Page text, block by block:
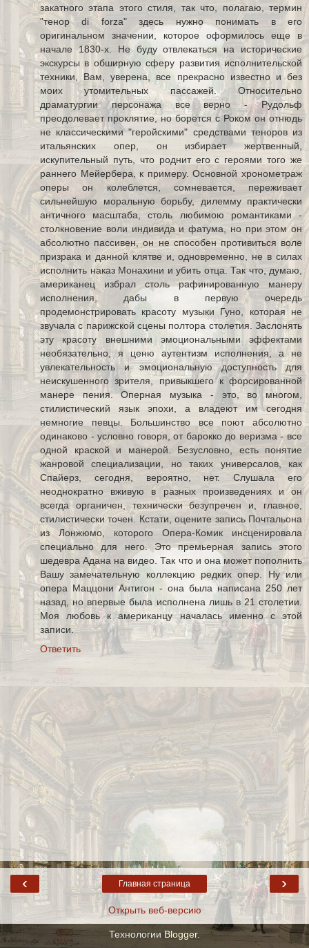
закатного этапа этого стиля, так что, полагаю, термин
"тенор di forza" здесь нужно понимать в его
оригинальном значении, которое оформилось еще в
начале 1830-х. Не буду отвлекаться на исторические
экскурсы в обширную сферу развития исполнительской
техники, Вам, уверена, все прекрасно известно и без
моих утомительных пассажей. Относительно
драматургии персонажа все верно - Рудольф
преодолевает проклятие, но борется с Роком он отнюдь
не классическими "геройскими" средствами теноров из
итальянских опер, он избирает жертвенный,
искупительный путь, что роднит его с героями того же
раннего Мейербера, к примеру. Основной хронометраж
оперы он колеблется, сомневается, переживает
сильнейшую моральную борьбу, дилемму практически
античного масштаба, столь любимою романтиками -
столкновение воли индивида и фатума, но при этом он
абсолютно пассивен, он не способен противиться воле
призрака и данной клятве и, одновременно, не в силах
исполнить наказ Монахини и убить отца. Так что, думаю,
американец избрал столь рафинированную манеру
исполнения, дабы в первую очередь
продемонстрировать красоту музыки Гуно, которая не
звучала с парижской сцены полтора столетия. Заслонять
эту красоту внешними эмоциональными эффектами
необязательно, я ценю аутентизм исполнения, а не
увлекательность и эмоциональную доступность для
неискушенного зрителя, привыкшего к форсированной
манере пения. Оперная музыка - это, во многом,
стилистический язык эпохи, а владеют им сегодня
немногие певцы. Большинство все поют абсолютно
одинаково - условно говоря, от барокко до веризма - все
одной краской и манерой. Безусловно, есть понятие
жанровой специализации, но таких универсалов, как
Спайерз, сегодня, вероятно, нет. Слушала его
неоднократно вживую в разных произведениях и он
всегда органичен, технически безупречен и, главное,
стилистически точен. Кстати, оцените запись Почтальона
из Лонжюмо, которого Опера-Комик инсценировала
специально для него. Это премьерная запись этого
шедевра Адана на видео. Так что и она может пополнить
Вашу замечательную коллекцию редких опер. Ну или
опера Маццони Антигон - она была написана 250 лет
назад, но впервые была исполнена лишь в 21 столетии.
Моя любовь к американцу началась именно с этой
записи.
Ответить
‹ ›
Главная страница
Открыть веб-версию
ТехнологииBlogger.